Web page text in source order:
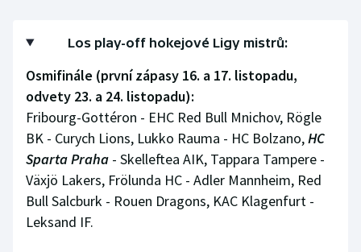
Olympijské hry
Parasport
Plavání
Plážový volejbal
Ragby
Los play-off hokejové Ligy mistrů:
Osmifinále (první zápasy 16. a 17. listopadu,
odvety 23. a 24. listopadu):
Fribourg-Gottéron - EHC Red Bull Mnichov, Rögle
BK - Curych Lions, Lukko Rauma - HC Bolzano,HC
Sparta Praha - Skelleftea AIK, Tappara Tampere -
Växjö Lakers, Frölunda HC - Adler Mannheim, Red
Bull Salcburk - Rouen Dragons, KAC Klagenfurt -
Leksand IF.